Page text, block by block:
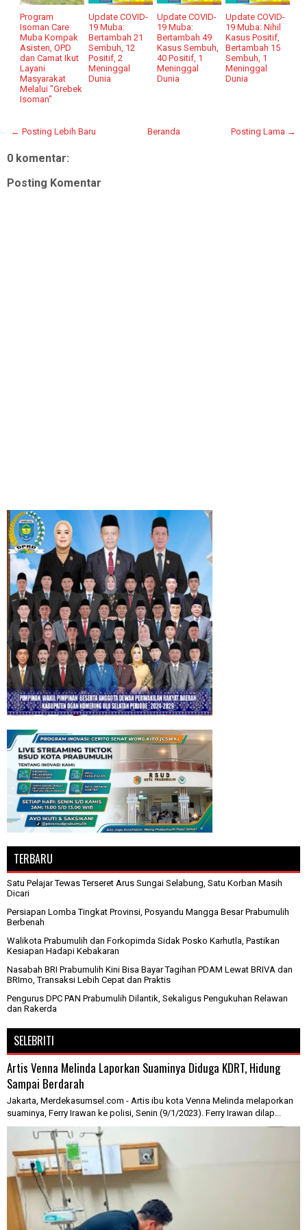
Program
Isoman Care
Muba Kompak
Asisten, OPD
dan Camat Ikut
Layani
Masyarakat
Melalui "Grebek
Isoman"
Update COVID-
19 Muba:
Bertambah 21
Sembuh, 12
Positif, 2
Meninggal
Dunia
Update COVID-
19 Muba:
Bertambah 49
Kasus Sembuh,
40 Positif, 1
Meninggal
Dunia
Update COVID-
19 Muba: Nihil
Kasus Positif,
Bertambah 15
Sembuh, 1
Meninggal
Dunia
← Posting Lebih Baru Posting Lama →
Beranda
0 komentar:
Posting Komentar
TERBARU
Satu Pelajar Tewas Terseret Arus Sungai Selabung, Satu Korban Masih
Dicari
Persiapan Lomba Tingkat Provinsi, Posyandu Mangga Besar Prabumulih
Berbenah
Walikota Prabumulih dan Forkopimda Sidak Posko Karhutla, Pastikan
Kesiapan Hadapi Kebakaran
Nasabah BRI Prabumulih Kini Bisa Bayar Tagihan PDAM Lewat BRIVA dan
BRImo, Transaksi Lebih Cepat dan Praktis
Pengurus DPC PAN Prabumulih Dilantik, Sekaligus Pengukuhan Relawan
dan Rakerda
SELEBRITI
Artis Venna Melinda Laporkan Suaminya Diduga KDRT, Hidung
Sampai Berdarah
Jakarta, Merdekasumsel.com - Artis ibu kota Venna Melinda melaporkan
suaminya, Ferry Irawan ke polisi, Senin (9/1/2023). Ferry Irawan dilap...